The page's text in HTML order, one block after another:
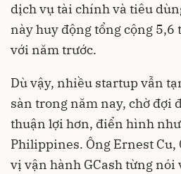
dịch vụ tài chính và tiêu
này huy động tổng cộng 5,6
với năm trước.
Dù vậy, nhiều startup vẫn
sàn trong năm nay, chờ đợi
thuận lợi hơn, điển hình như
Philippines. Ông Ernest
vị vận hành GCash từng nói